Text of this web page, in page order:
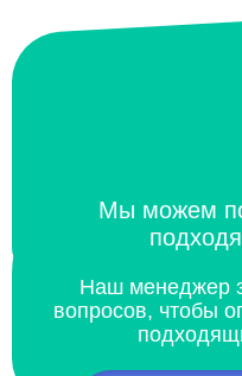
Мы можем
Наш менеджер
вопросов, чтобы